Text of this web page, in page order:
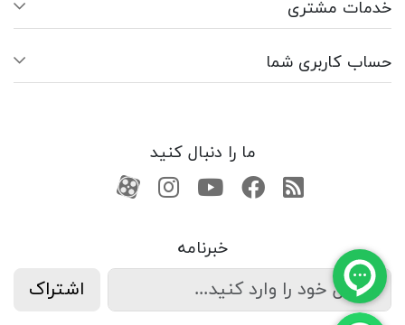
خدمات مشتری
حساب کاربری شما
ما را دنبال کنید
RSSفیسبوکیوتیوبکانال آپارات
کانال آپارات
خبرنامه
اشتراک